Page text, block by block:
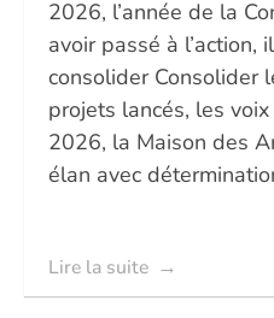
2026, l’année de la
avoir passé à l’action,
consolider Consolider
projets lancés, les
2026, la Maison des
élan avec
Lire la suite